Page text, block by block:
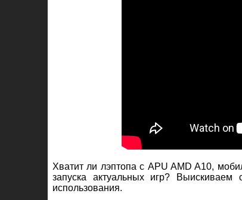
Хватит ли лэптопа с APU AMD A10,
запуска актуальных игр?
использования.